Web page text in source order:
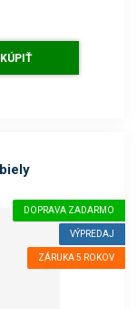
KÚPIŤ
DOPRAVA ZADARMO
VÝPREDAJ
ZÁRUKA 5 ROKOV